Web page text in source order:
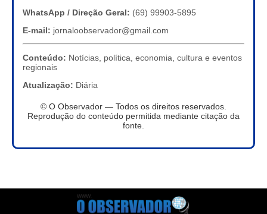
WhatsApp / Direção Geral: (69) 99903-5895
E-mail: jornaloobservador@gmail.com
Conteúdo: Notícias, política, economia, cultura e eventos
regionais
Atualização: Diária
© O Observador — Todos os direitos reservados.
Reprodução do conteúdo permitida mediante citação da
fonte.